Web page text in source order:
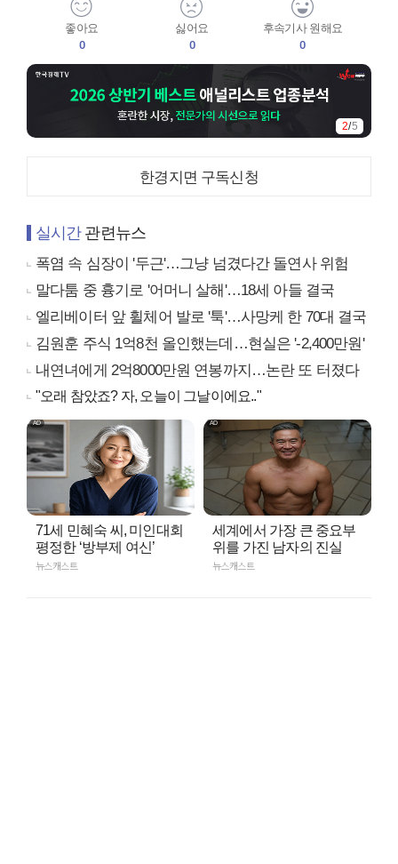
좋아요
0
싫어요
0
후속기사 원해요
0
2/5
한경지면 구독신청
실시간관련뉴스
폭염 속 심장이 '두근'…그냥 넘겼다간 돌연사 위험
말다툼 중 흉기로 '어머니 살해'…18세 아들 결국
엘리베이터 앞 휠체어 발로 '툭'…사망케 한 70대 결국
김원훈 주식 1억8천 올인했는데…현실은 '-2,400만원'
내연녀에게 2억8000만원 연봉까지…논란 또 터졌다
"오래 참았죠? 자, 오늘이 그날이에요.."
71세 민혜숙 씨, 미인대회
평정한 ‘방부제 여신’
뉴스캐스트
세계에서 가장 큰 중요부
위를 가진 남자의 진실
뉴스캐스트